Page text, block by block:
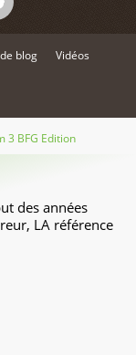
blog Vidéos
3 BFG Edition
des années
LA référence